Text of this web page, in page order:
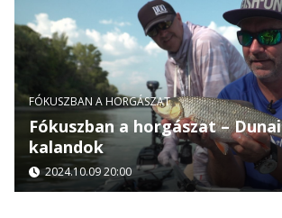
FÓKUSZBAN A HORGÁSZAT
Fókuszban a horgászat – Dunai
kalandok
2024.10.09 20:00